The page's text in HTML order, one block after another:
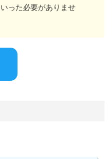
った必要がありませ